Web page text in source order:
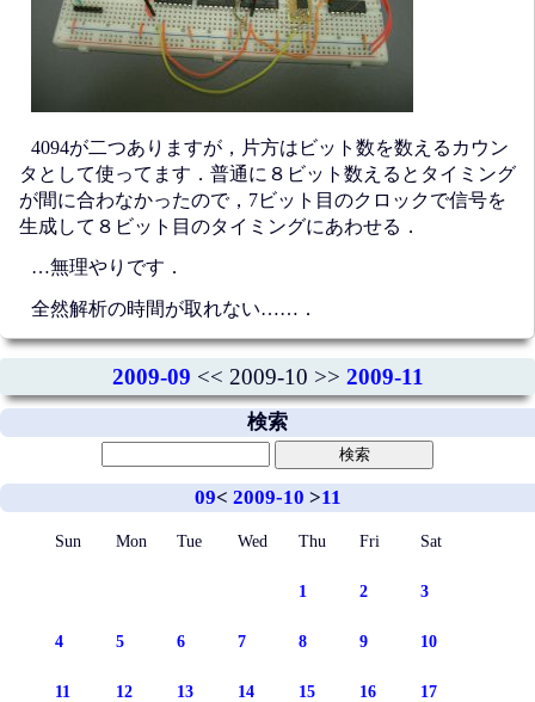
4094が二つありますが，片方はビット数を数えるカウン
タとして使ってます．普通に８ビット数えるとタイミング
が間に合わなかったので，7ビット目のクロックで信号を
生成して８ビット目のタイミングにあわせる．
…無理やりです．
全然解析の時間が取れない……．
2009-09 << 2009-10 >> 2009-11
検索
09< 2009-10 >11
Sun Mon Tue Wed Thu Fri Sat
1 2 3
4 5 6 7 8 9 10
11 12 13 14 15 16 17